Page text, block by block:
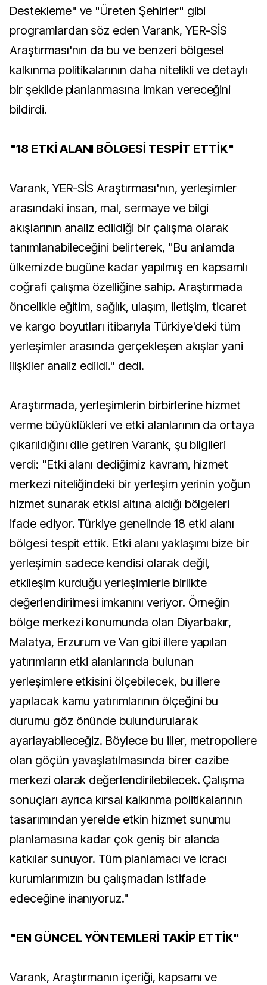
Destekleme" ve "Üreten Şehirler" gibi
programlardan söz eden Varank, YER-SİS
Araştırması'nın da bu ve benzeri bölgesel
kalkınma politikalarının daha nitelikli ve detaylı
bir şekilde planlanmasına imkan vereceğini
bildirdi.
"18 ETKİ ALANI BÖLGESİ TESPİT ETTİK"
Varank, YER-SİS Araştırması'nın, yerleşimler
arasındaki insan, mal, sermaye ve bilgi
akışlarının analiz edildiği bir çalışma olarak
tanımlanabileceğini belirterek, "Bu anlamda
ülkemizde bugüne kadar yapılmış en kapsamlı
coğrafi çalışma özelliğine sahip. Araştırmada
öncelikle eğitim, sağlık, ulaşım, iletişim, ticaret
ve kargo boyutları itibarıyla Türkiye'deki tüm
yerleşimler arasında gerçekleşen akışlar yani
ilişkiler analiz edildi." dedi.
Araştırmada, yerleşimlerin birbirlerine hizmet
verme büyüklükleri ve etki alanlarının da ortaya
çıkarıldığını dile getiren Varank, şu bilgileri
verdi: "Etki alanı dediğimiz kavram, hizmet
merkezi niteliğindeki bir yerleşim yerinin yoğun
hizmet sunarak etkisi altına aldığı bölgeleri
ifade ediyor. Türkiye genelinde 18 etki alanı
bölgesi tespit ettik. Etki alanı yaklaşımı bize bir
yerleşimin sadece kendisi olarak değil,
etkileşim kurduğu yerleşimlerle birlikte
değerlendirilmesi imkanını veriyor. Örneğin
bölge merkezi konumunda olan Diyarbakır,
Malatya, Erzurum ve Van gibi illere yapılan
yatırımların etki alanlarında bulunan
yerleşimlere etkisini ölçebilecek, bu illere
yapılacak kamu yatırımlarının ölçeğini bu
durumu göz önünde bulundurularak
ayarlayabileceğiz. Böylece bu iller, metropollere
olan göçün yavaşlatılmasında birer cazibe
merkezi olarak değerlendirilebilecek. Çalışma
sonuçları ayrıca kırsal kalkınma politikalarının
tasarımından yerelde etkin hizmet sunumu
planlamasına kadar çok geniş bir alanda
katkılar sunuyor. Tüm planlamacı ve icracı
kurumlarımızın bu çalışmadan istifade
edeceğine inanıyoruz."
"EN GÜNCEL YÖNTEMLERİ TAKİP ETTİK"
Varank, Araştırmanın içeriği, kapsamı ve